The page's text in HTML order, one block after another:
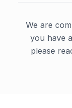
We are
you have
please